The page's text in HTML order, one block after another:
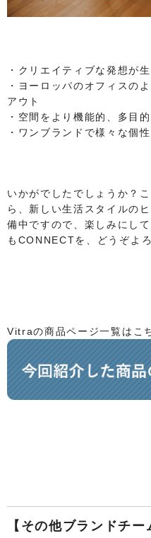
・クリエイティブな発想が
・ヨーロッパのオフィスの
アウト
・空間をより機能的、多目
・ワンブランドで様々な個
いかがでしたでしょうか？
ら、新しい生活スタイルの
備中ですので、楽しみにし
もCONNECTを、どうぞよ
Vitraの商品ページ一覧はこ
【その他ブランドチー